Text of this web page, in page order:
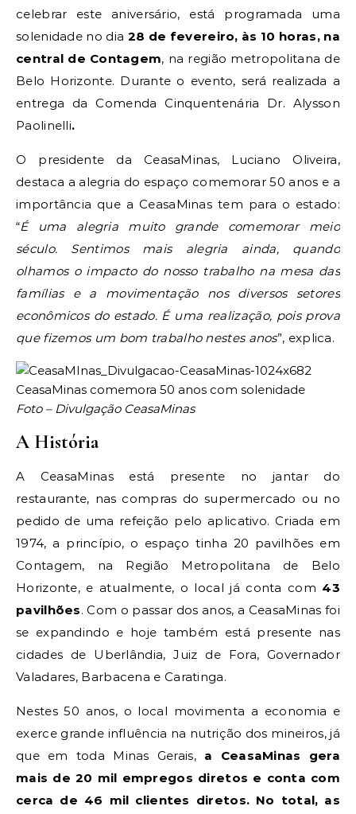
celebrar este aniversário, está programada uma
solenidade no dia 28 de fevereiro, às 10 horas, na
central de Contagem, na região metropolitana de
Belo Horizonte. Durante o evento, será realizada a
entrega da Comenda Cinquentenária Dr. Alysson
Paolinelli.
O presidente da CeasaMinas, Luciano Oliveira,
destaca a alegria do espaço comemorar 50 anos e a
importância que a CeasaMinas tem para o estado:
“É uma alegria muito grande comemorar meio
século. Sentimos mais alegria ainda, quando
olhamos o impacto do nosso trabalho na mesa das
famílias e a movimentação nos diversos setores
econômicos do estado. É uma realização, pois prova
que fizemos um bom trabalho nestes anos”, explica.
Foto – Divulgação CeasaMinas
A História
A CeasaMinas está presente no jantar do
restaurante, nas compras do supermercado ou no
pedido de uma refeição pelo aplicativo. Criada em
1974, a princípio, o espaço tinha 20 pavilhões em
Contagem, na Região Metropolitana de Belo
Horizonte, e atualmente, o local já conta com 43
pavilhões. Com o passar dos anos, a CeasaMinas foi
se expandindo e hoje também está presente nas
cidades de Uberlândia, Juiz de Fora, Governador
Valadares, Barbacena e Caratinga.
Nestes 50 anos, o local movimenta a economia e
exerce grande influência na nutrição dos mineiros, já
que em toda Minas Gerais, a CeasaMinas gera
mais de 20 mil empregos diretos e conta com
cerca de 46 mil clientes diretos. No total, as